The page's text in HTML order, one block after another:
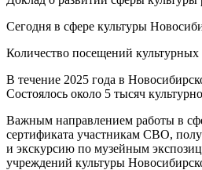
Сегодня в сфере культуры
Количество посещений культурных
В течение 2025 года в
Состоялось около 5 тысяч
Важным направлением работы в
сертификата участникам СВО,
и экскурсию по музейным
учреждений культуры